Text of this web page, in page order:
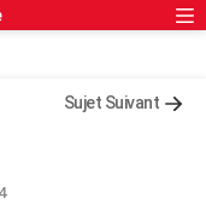
Sujet Suivant